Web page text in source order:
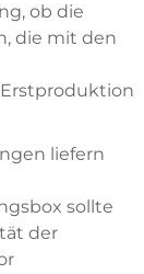
ob die
die mit den
liefern
sollte
der